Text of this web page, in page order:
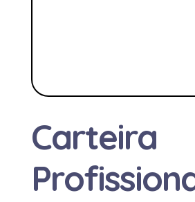
Carteira